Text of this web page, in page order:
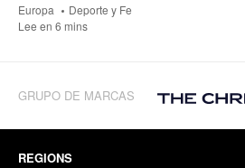
Europa
Deporte y Fe
Lee en 6 mins
GRUPO DE MARCAS
REGIONS